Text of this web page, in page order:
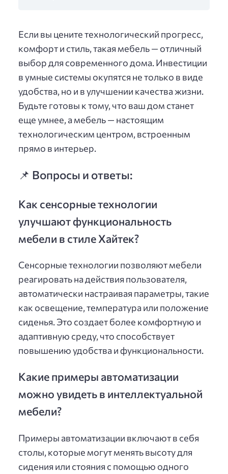
Если вы цените технологический прогресс,
комфорт и стиль, такая мебель — отличный
выбор для современного дома. Инвестиции
в умные системы окупятся не только в виде
удобства, но и в улучшении качества жизни.
Будьте готовы к тому, что ваш дом станет
еще умнее, а мебель — настоящим
технологическим центром, встроенным
прямо в интерьер.
📌 Вопросы и ответы:
Как сенсорные технологии
улучшают функциональность
мебели в стиле Хайтек?
Сенсорные технологии позволяют мебели
реагировать на действия пользователя,
автоматически настраивая параметры, такие
как освещение, температура или положение
сиденья. Это создает более комфортную и
адаптивную среду, что способствует
повышению удобства и функциональности.
Какие примеры автоматизации
можно увидеть в интеллектуальной
мебели?
Примеры автоматизации включают в себя
столы, которые могут менять высоту для
сидения или стояния с помощью одного